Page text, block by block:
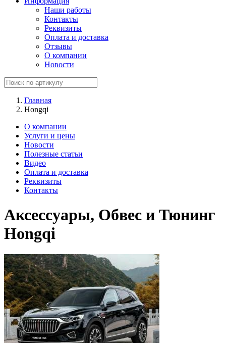
Наши работы
Контакты
Реквизиты
Оплата и доставка
Отзывы
О компании
Новости
Главная
Hongqi
О компании
Услуги и цены
Новости
Полезные статьи
Видео
Оплата и доставка
Реквизиты
Контакты
Аксессуары, Обвес и Тюнинг
Hongqi